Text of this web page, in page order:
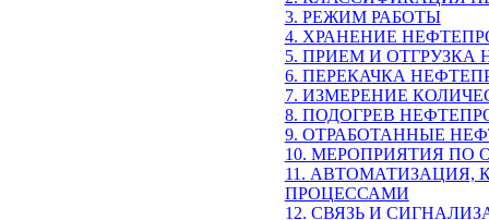
3. РЕЖИМ РАБОТЫ
4. ХРАНЕНИЕ
5. ПРИЕМ И ОТГРУЗКА
6. ПЕРЕКАЧКА
7. ИЗМЕРЕНИЕ
8. ПОДОГРЕВ
9. ОТРАБОТАННЫЕ
10. МЕРОПРИЯТИЯ
11. АВТОМАТИЗАЦИЯ,
ПРОЦЕССАМИ
12. СВЯЗЬ И